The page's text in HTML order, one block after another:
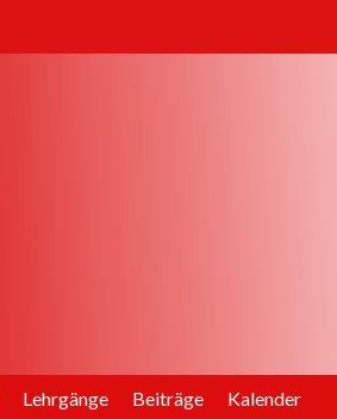
Lehrgänge Beiträge Kalender